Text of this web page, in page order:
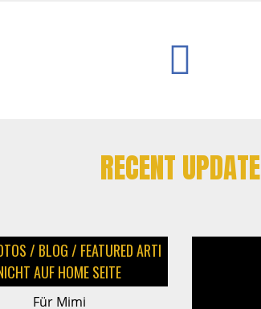
RECENT UPDATE
/ BLOG / FEATURED ARTI
AUF HOME SEITE
Für Mimi